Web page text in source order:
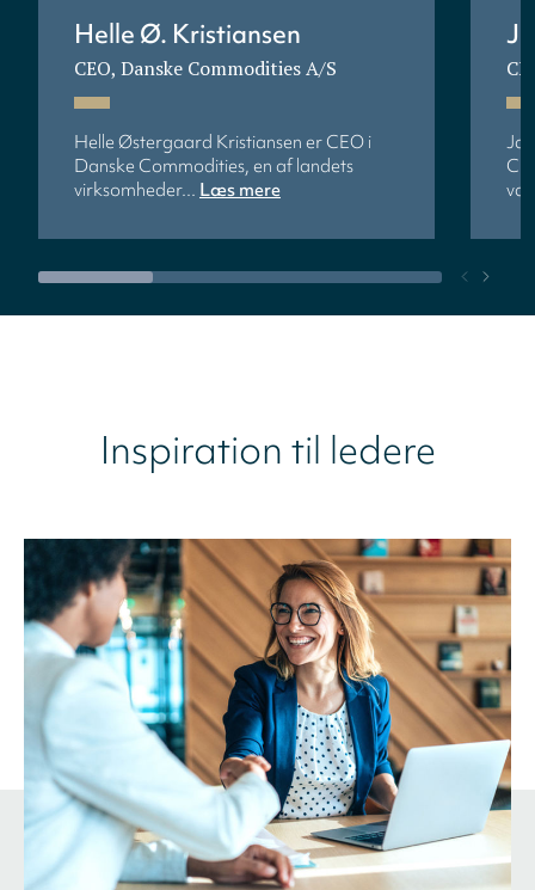
Helle Ø. Kristiansen
CEO, Danske Commodities A/S
Helle Østergaard Kristiansen er CEO i
Danske Commodities, en af landets
virksomheder... Læs mere
Inspiration til ledere